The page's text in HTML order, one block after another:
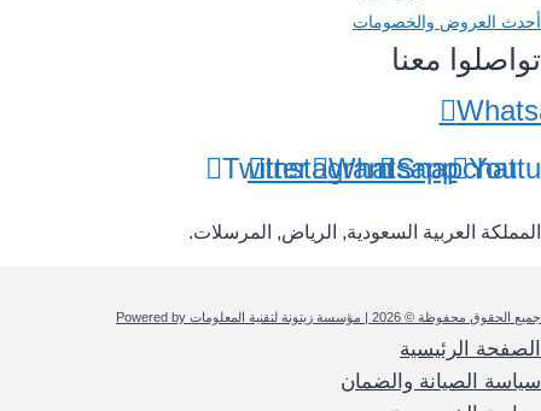
أحدث العروض والخصومات
تواصلوا معنا
Snapchat
Whatsapp
Instagram
Twitter
المملكة العربية السعودية, الرياض, المرسلات.
جميع الحقوق محفوظة © 2026 | مؤسسة زيتونة لتقنية المعلومات Powered by
الصفحة الرئيسية
سياسة الصيانة والضمان